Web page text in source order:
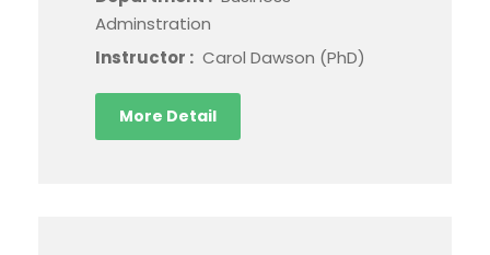
Adminstration
Instructor : Carol Dawson (PhD)
More Detail